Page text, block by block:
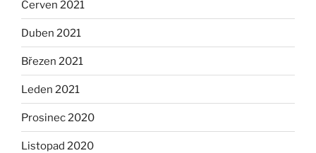
Červen 2021
Duben 2021
Březen 2021
Leden 2021
Prosinec 2020
Listopad 2020